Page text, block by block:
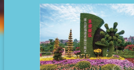
票智慧售化
管理